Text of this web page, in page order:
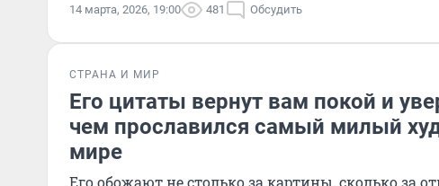
14 марта, 2026, 19:00 481 Обсудить
СТРАНА И МИР
Его цитаты вернут вам покой и
чем прославился самый милый
мире
Его обожают не столько за картины, сколько за